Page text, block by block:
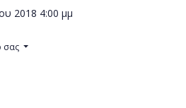
2018 4:00 μμ
σας